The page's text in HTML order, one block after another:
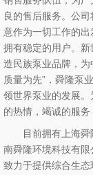
良的售后服务。公
意作为一切工作的
拥有稳定的用户。新
造民族泵业品牌，为
质量为先”，舜隆泵
领世界泵业的发展。
的热情，竭诚的服务
目前拥有上海
南舜隆环境科技有
致力于提供综合生